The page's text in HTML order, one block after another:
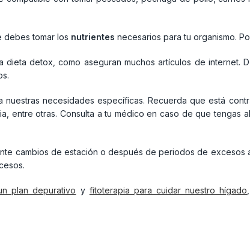
debes tomar los nutrientes necesarios para tu organismo.
dieta detox, como aseguran muchos artículos de internet.
nuestras necesidades específicas. Recuerda que está
entre otras. Consulta a tu médico en caso de que tengas
cambios de estación o después de periodos de excesos
plan depurativo y fitoterapia para cuidar nuestro hígado